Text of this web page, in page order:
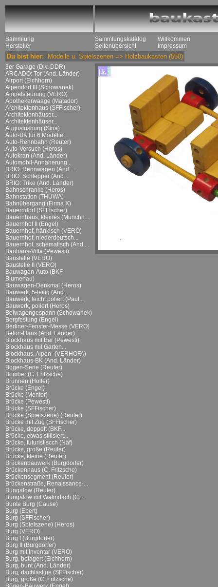
Sammlung
Hersteller
Sammlungskatalog
Seitenübersicht
Willkommen
Impressum
Du bist hier: Modelle u. Spielszenen => Holzbaukasten (550)
3er Garage (Div. DDR)
ARCADO: Tor (And. Länder)
Airport (Eichhorn)
Alpendorf III (Schowanek)
Ampelsteürung (VERO)
Apothekerwaage (Matador)
Architektenhaus (SFFischer)
Architektenhäuser...
Architektenhäuser...
Augustusburg (Sina)
Auto-BK für 6 Modelle...
Auto-Rennbahn (Reuter)
Auto-Versuch (Heros)
Autokran (And. Länder)
Automobil-Annäherung...
BRIO: Rennwagen (And....
BRIO: Schlepper (And....
BRIO: Trike (And. Länder)
Bahnschranke (Heros)
Bahnstation (THUWA)
Bahnübergang (Firma X)
Bauerndorf (SFFischer)
Bauernhaus, kleines (Münchn....
Bauernhof II (Engel)
Bauernhof, fränkisch (VERO)
Bauernhof, niederdeutsch...
Bauernhof, schematisch (And....
Bauhaus-Villa (Pewesti)
Baustelle (VERO)
Baustelle II (VERO)
Bauwagen-Auto (BKF
Blumenau)
Bauwagen-Denkmal (Heros)
Bauwerk, 5-teilig (And....
Bauwerk, leicht poliert (Paul...
Bauwerk, poliert (Heros)
Beiwagengespann (Schowanek)
Bergfestung (Engel)
Berliner-Fenster-Messe (VERO)
Beton-Haus (And. Länder)
Blockhaus mit Bär (Pewesti)
Blockhaus mit Garten...
Blockhaus, Alpen- (VERHOFA)
Blockhaus-BK (And. Länder)
Bogen-Serie (Reuter)
Bomber (C. Fritzsche)
Brunnen (Holler)
Brücke (Engel)
Brücke (Mentor)
Brücke (Pewesti)
Brücke (SFFischer)
Brücke (Spielszene) (Reuter)
Brücke mit Zug (SFFischer)
Brücke, doppelt (BKF...
Brücke, etwas stilisiert...
Brücke, futuristiscch (Näf)
Brücke, große (Reuter)
Brücke, kleine (Reuter)
Brückenbauwerk (Burgdorfer)
Brückenhaus (C. Fritzsche)
Brückensegment (Reuter)
Brückenstraße, Renaissance-...
Bungalow (Reuter)
Bungalow mit Walmdach (C....
Bunte Burg (Cause)
Burg (Ebert)
Burg (SFFischer)
Burg (Spielszene) (Heros)
Burg (VERO)
Burg I (Burgdorfer)
Burg II (Burgdorfer)
Burg mit Inventar (VERO)
Burg, belagert (Eichhorn)
Burg, bunt (And. Länder)
Burg, dachlastige (SFFischer)
Burg, große (C. Fritzsche)